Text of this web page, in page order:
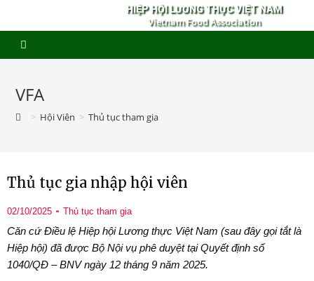
HIỆP HỘI LƯƠNG THỰC VIỆT NAM
Vietnam Food Association
VFA
> Hội Viên > Thủ tục tham gia
Thủ tục gia nhập hội viên
02/10/2025 Thủ tục tham gia
Căn cứ Điều lệ Hiệp hội Lương thực Việt Nam (sau đây gọi tắt là
Hiệp hội) đã được Bộ Nội vụ phê duyệt tại Quyết định số
1040/QĐ – BNV ngày 12 tháng 9 năm 2025.